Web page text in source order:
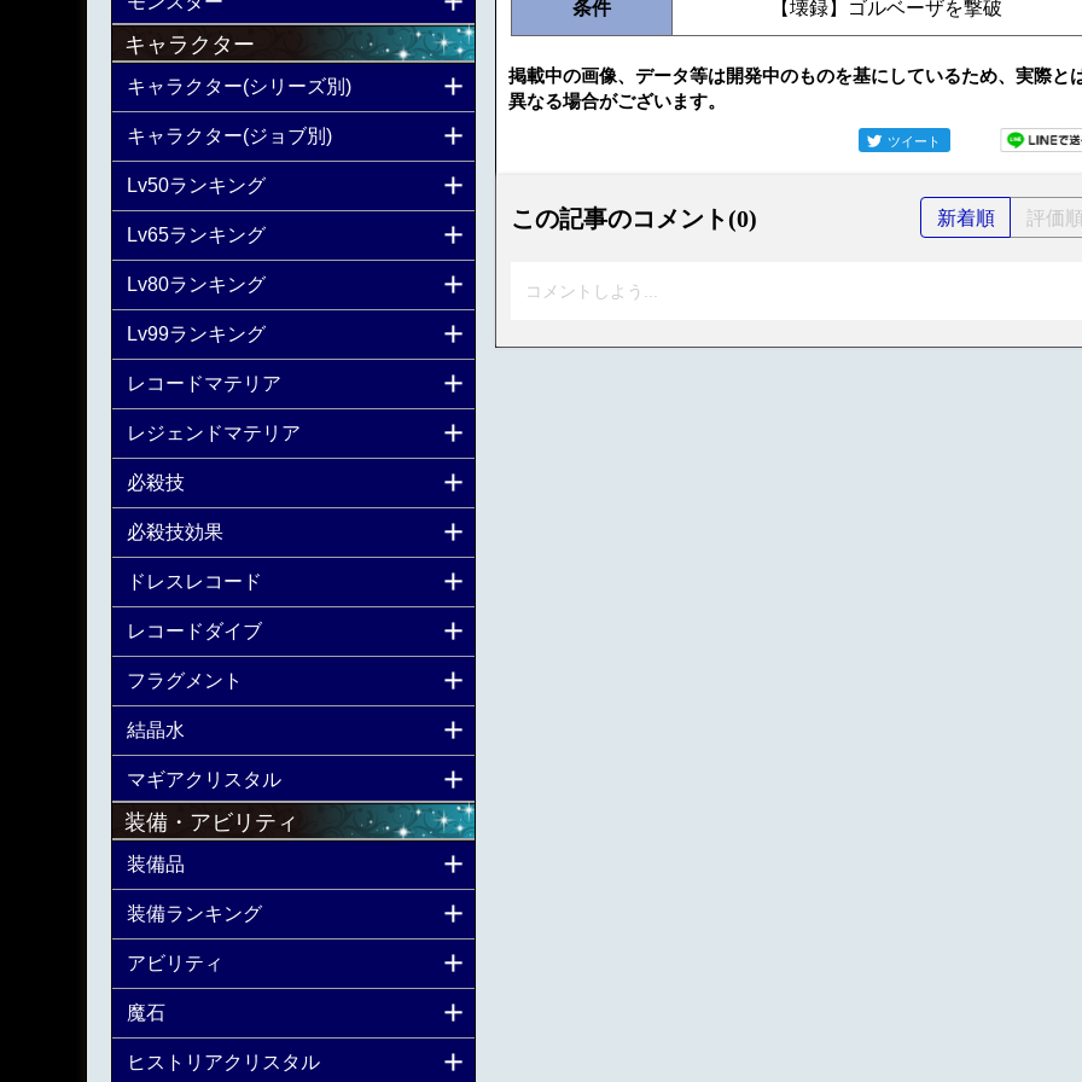
条件 【壊録】ゴルベーザを撃破
掲載中の画像、データ等は開発中のものを基にしているため、実際と
異なる場合がございます。
ツイート
この記事のコメント(0) 新着順 評価
コメントしよう...
キャラクター
キャラクター(シリーズ別)
キャラクター(ジョブ別)
Lv50ランキング
Lv65ランキング
Lv80ランキング
Lv99ランキング
レコードマテリア
レジェンドマテリア
必殺技
必殺技効果
ドレスレコード
レコードダイブ
フラグメント
結晶水
マギアクリスタル
装備・アビリティ
装備品
装備ランキング
アビリティ
魔石
ヒストリアクリスタル